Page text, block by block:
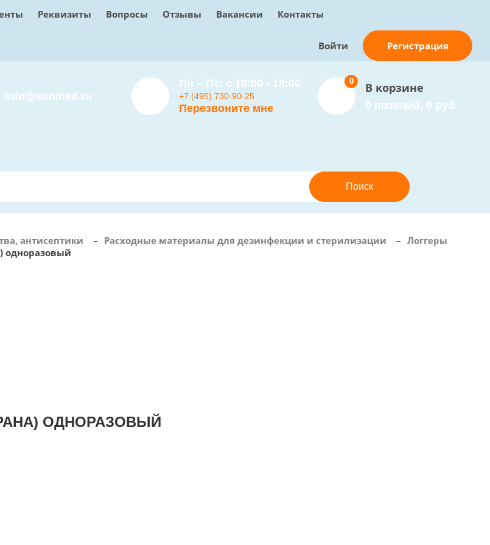
Реквизиты Вопросы Отзывы Вакансии Контакты
Войти Регистрация
info@sunmed.ru
Пн – Пт: с 10:00 - 18:00
+7 (495) 730-90-25
Перезвоните мне
В корзине
0 позиций, 0 руб.
0
антисептики – Расходные материалы для дезинфекции и стерилизации – Логгеры
одноразовый
ОДНОРАЗОВЫЙ